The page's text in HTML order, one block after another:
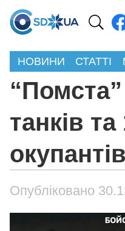
НОВИНИ СТАТТІ
танків
окупантів
Опубліковано